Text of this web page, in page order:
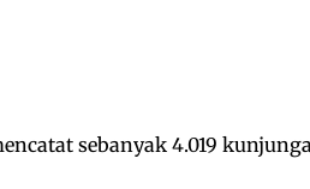
sebanyak 4.019